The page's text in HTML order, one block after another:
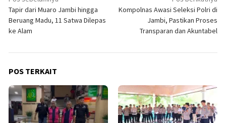
pos
Tapir dari Muaro Jambi hingga
Beruang Madu, 11 Satwa Dilepas
ke Alam
Kompolnas Awasi Seleksi Polri di
Jambi, Pastikan Proses
Transparan dan Akuntabel
POS TERKAIT